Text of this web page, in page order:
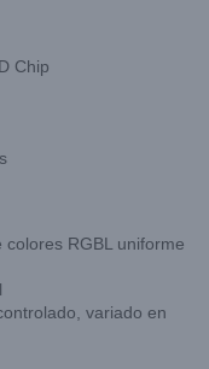
Chip
RGBL uniforme
variado en